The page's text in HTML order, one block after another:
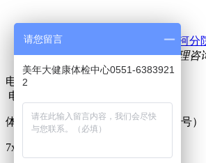
友情链接： 合肥美年大健康包河分
版权所有：安徽美年大健康管理咨
电话
电话
体检咨询热线19956560825（微信同号）
7x24小时一对一服务
请您留言
美年大健康体检中心0551-6383921
2